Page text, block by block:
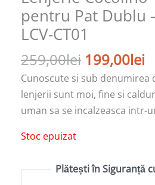
pentru Pat Dublu
LCV-CT01
259,00lei 199,00lei
Cunoscute si sub denumirea
lenjerii sunt moi, fine si
uman sa se incalzeasca intr-
Stoc epuizat
Plătești în Siguranță